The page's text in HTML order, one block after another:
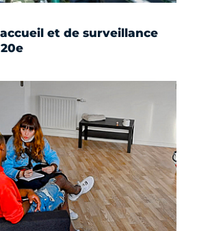
et de surveillance